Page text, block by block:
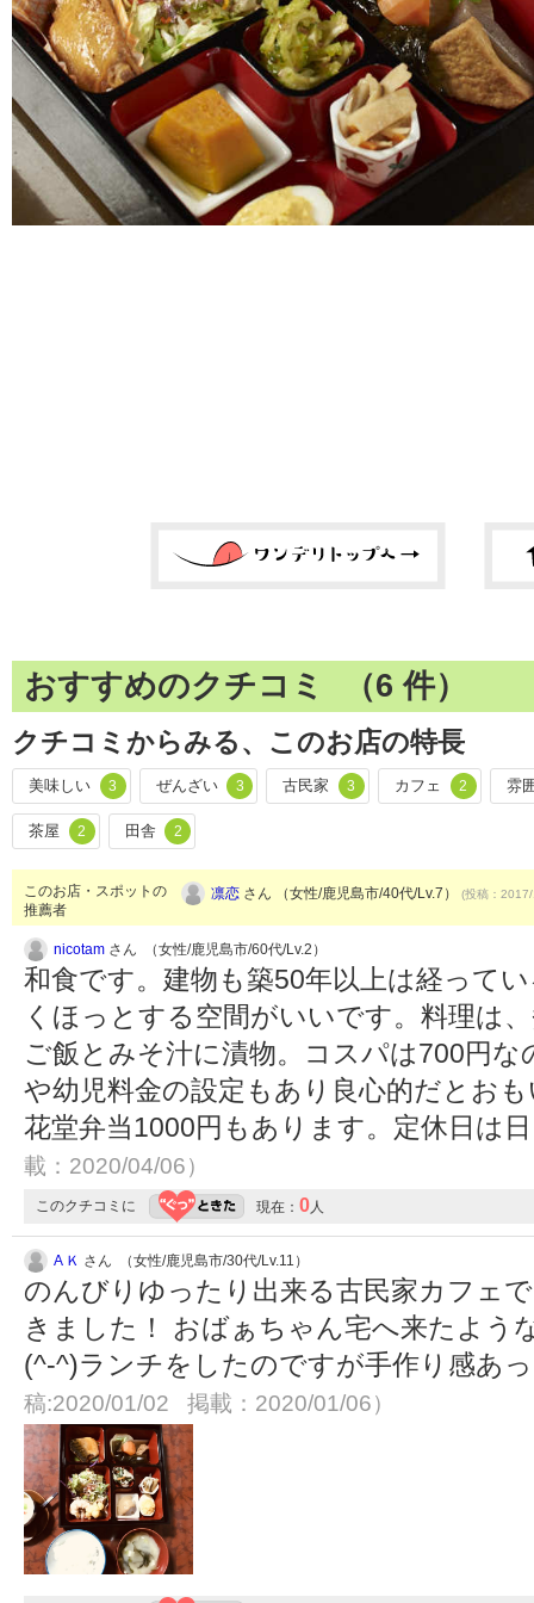
おすすめのクチコミ （6 件）
クチコミからみる、このお店の特長
美味しい 3 ぜんざい 3 古民家 3 カフェ 2 雰
茶屋 2 田舎 2
このお店・スポットの
推薦者
凛恋 さん （女性/鹿児島市/40代/Lv.7） (投稿：
nicotam さん （女性/鹿児島市/60代/Lv.2）
和食です。建物も築50年以上は経って
くほっとする空間がいいです。料理は
ご飯とみそ汁に漬物。コスパは700円
や幼児料金の設定もあり良心的だとお
花堂弁当1000円もあります。定休日は
載：2020/04/06）
このクチコミに 現在： 0人
A Ｋ さん （女性/鹿児島市/30代/Lv.11）
のんびりゆったり出来る古民家カフェ
きました！ おばぁちゃん宅へ来たよう
(^-^)ランチをしたのですが手作り感あ
稿:2020/01/02 掲載：2020/01/06）